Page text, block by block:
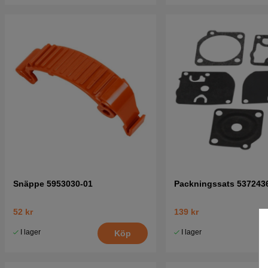
Snäppe 5953030-01
52 kr
I lager Köp
Packningssats
139 kr
I lager